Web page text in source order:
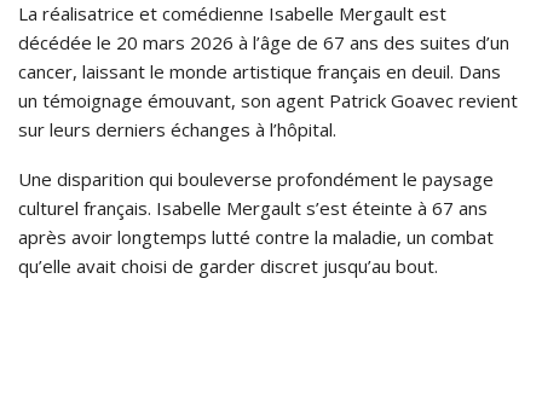
La réalisatrice et comédienne Isabelle Mergault est
décédée le 20 mars 2026 à l’âge de 67 ans des suites d’un
cancer, laissant le monde artistique français en deuil. Dans
un témoignage émouvant, son agent Patrick Goavec revient
sur leurs derniers échanges à l’hôpital.
Une disparition qui bouleverse profondément le paysage
culturel français. Isabelle Mergault s’est éteinte à 67 ans
après avoir longtemps lutté contre la maladie, un combat
qu’elle avait choisi de garder discret jusqu’au bout.